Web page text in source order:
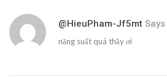
@HieuPham-Jf5mt Says
năng suất quá thầy ơi